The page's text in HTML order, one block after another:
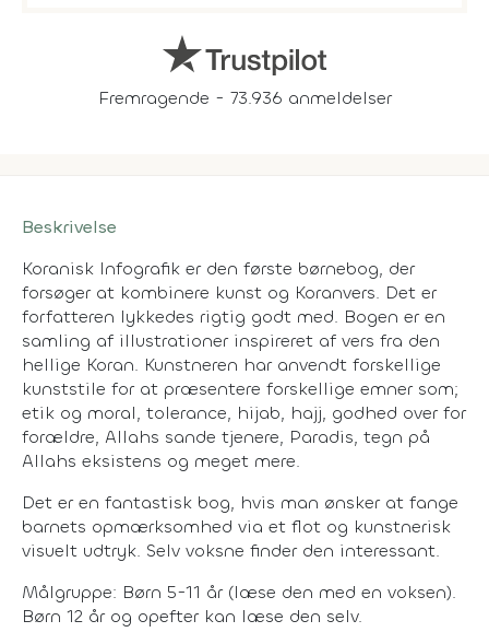
Fremragende - 73.936 anmeldelser
Beskrivelse
Koranisk Infografik er den første børnebog, der
forsøger at kombinere kunst og Koranvers. Det er
forfatteren lykkedes rigtig godt med. Bogen er en
samling af illustrationer inspireret af vers fra den
hellige Koran. Kunstneren har anvendt forskellige
kunststile for at præsentere forskellige emner som;
etik og moral, tolerance, hijab, hajj, godhed over for
forældre, Allahs sande tjenere, Paradis, tegn på
Allahs eksistens og meget mere.
Det er en fantastisk bog, hvis man ønsker at fange
barnets opmærksomhed via et flot og kunstnerisk
visuelt udtryk. Selv voksne finder den interessant.
Målgruppe: Børn 5-11 år (læse den med en voksen).
Børn 12 år og opefter kan læse den selv.